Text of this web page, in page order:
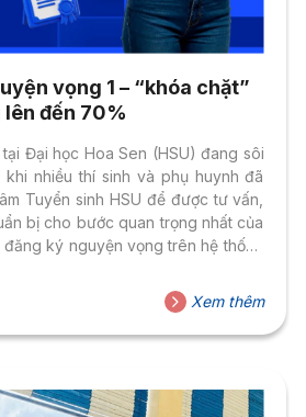
vọng 1 – “khóa chặt”
đến 70%
Đại học Hoa Sen (HSU) đang sôi
nhiều thí sinh và phụ huynh đã
Tuyển sinh HSU để được tư vấn,
bị cho bước quan trọng nhất của
ký nguyện vọng trên hệ thống
xét học bổng và nhận kết quả đủ
gần hơn đến cánh cửa trở thành
Xem thêm